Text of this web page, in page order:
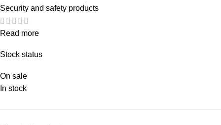
Stock status
On sale
In stock
Security and safety products
Read more